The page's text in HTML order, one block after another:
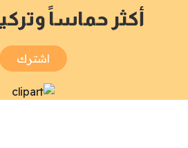
أكثر حماساً
اشترك